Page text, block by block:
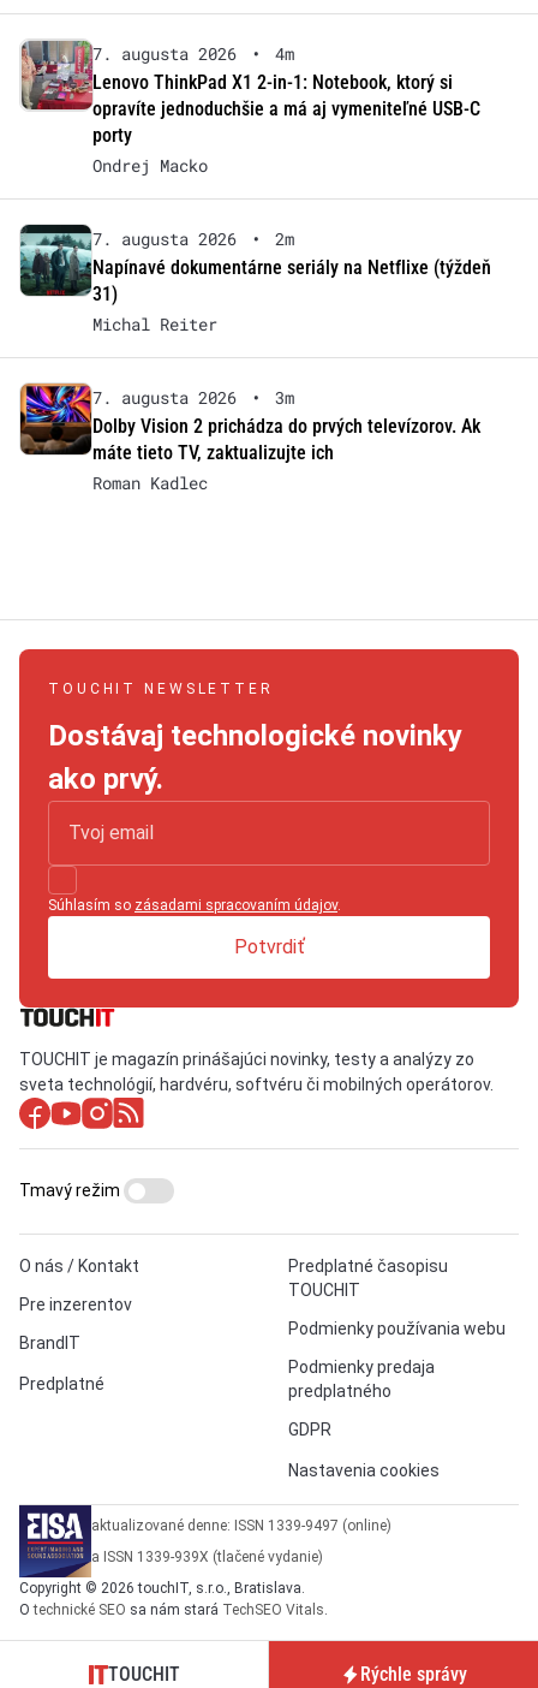
7. augusta 2026 •
4m
Lenovo ThinkPad X1 2-in-1: Notebook, ktorý si
opravíte jednoduchšie a má aj vymeniteľné USB-C
porty
Ondrej Macko
7. augusta 2026 •
2m
Napínavé dokumentárne seriály na Netflixe (týždeň
31)
Michal Reiter
7. augusta 2026 •
3m
Dolby Vision 2 prichádza do prvých televízorov. Ak
máte tieto TV, zaktualizujte ich
Roman Kadlec
TOUCHIT NEWSLETTER
Dostávaj technologické novinky
ako prvý.
Súhlasím so zásadami spracovaním údajov.
Potvrdiť
TOUCHIT je magazín prinášajúci novinky, testy a analýzy zo
sveta technológií, hardvéru, softvéru či mobilných operátorov.
O nás / Kontakt
Pre inzerentov
BrandIT
Predplatné
Predplatné časopisu
TOUCHIT
Podmienky používania webu
Podmienky predaja
predplatného
GDPR
Nastavenia cookies
Tmavý režim
aktualizované denne: ISSN 1339-9497 (online)
a ISSN 1339-939X (tlačené vydanie)
Copyright © 2026 touchIT, s.r.o., Bratislava.
Otechnické SEO sa nám stará TechSEO Vitals.
TOUCHIT Rýchle správy